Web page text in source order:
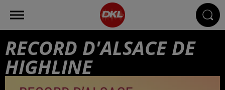
RECORD D'ALSACE DE
HIGHLINE